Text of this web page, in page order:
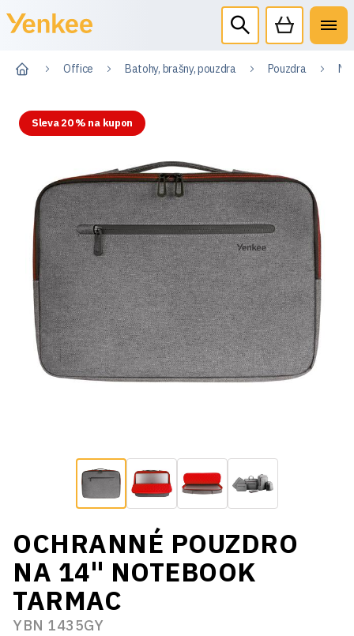
Office Batohy, brašny, pouzdra Pouzdra
Sleva 20 % na kupon
OCHRANNÉ POUZDRO
NA 14" NOTEBOOK
TARMAC
YBN 1435GY